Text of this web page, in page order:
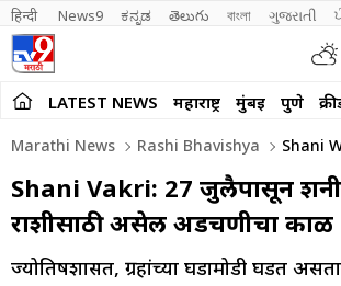
हिन्दी News9 ಕನ್ನಡ తెలుగు বাংলা ગુજરાતી
LATEST NEWS महाराष्ट्र मुंबई पुणे
Marathi News Rashi Bhavishya Shani
Shani Vakri: 27 जुलैपासून शनी
राशीसाठी असेल अडचणीचा काळ
ज्योतिषशास्त्रात, ग्रहांच्या घडामोडी घडत